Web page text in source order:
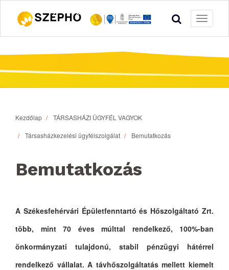
Toggle
Kezdőlap TÁRSASHÁZI ÜGYFÉL VAGYOK
Társasházkezelési ügyfélszolgálat Bemutatkozás
Bemutatkozás
A Székesfehérvári Épületfenntartó és Hőszolgáltató Zrt.
több, mint 70 éves múlttal rendelkező, 100%-ban
önkormányzati tulajdonú, stabil pénzügyi hátérrel
rendelkező vállalat. A távhőszolgáltatás mellett kiemelt